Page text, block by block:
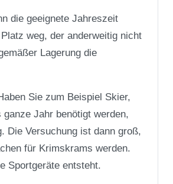
die geeignete Jahreszeit
weg, der anderweitig nicht
Lagerung die
Sie zum Beispiel Skier,
Jahr benötigt werden,
Die Versuchung ist dann groß,
für Krimskrams werden.
Sportgeräte entsteht.